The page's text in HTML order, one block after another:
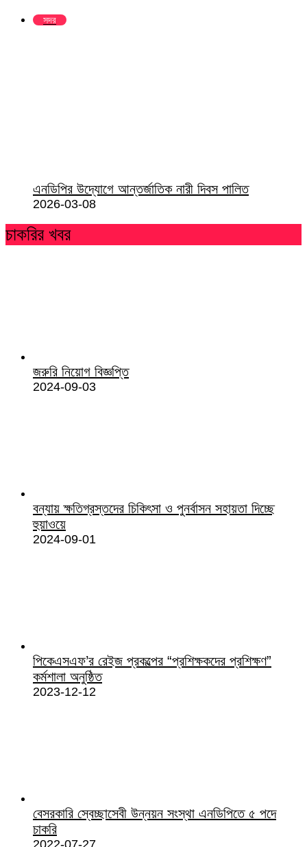
সদর
এনডিপির উদ্যোগে আন্তর্জাতিক নারী দিবস পালিত
2026-03-08
চাকরির খবর
জরুরি নিয়োগ বিজ্ঞপ্তি
2024-09-03
বন্যায় ক্ষতিগ্রস্তদের চিকিৎসা ও পুনর্বাসন সহায়তা দিচ্ছে
হুয়াওয়ে
2024-09-01
পিকেএসএফ’র রেইজ প্রকল্পের “প্রশিক্ষকদের প্রশিক্ষণ”
কর্মশালা অনুষ্ঠিত
2023-12-12
বেসরকারি স্বেচ্ছাসেবী উন্নয়ন সংস্থা এনডিপিতে ৫ পদে
চাকরি
2022-07-27